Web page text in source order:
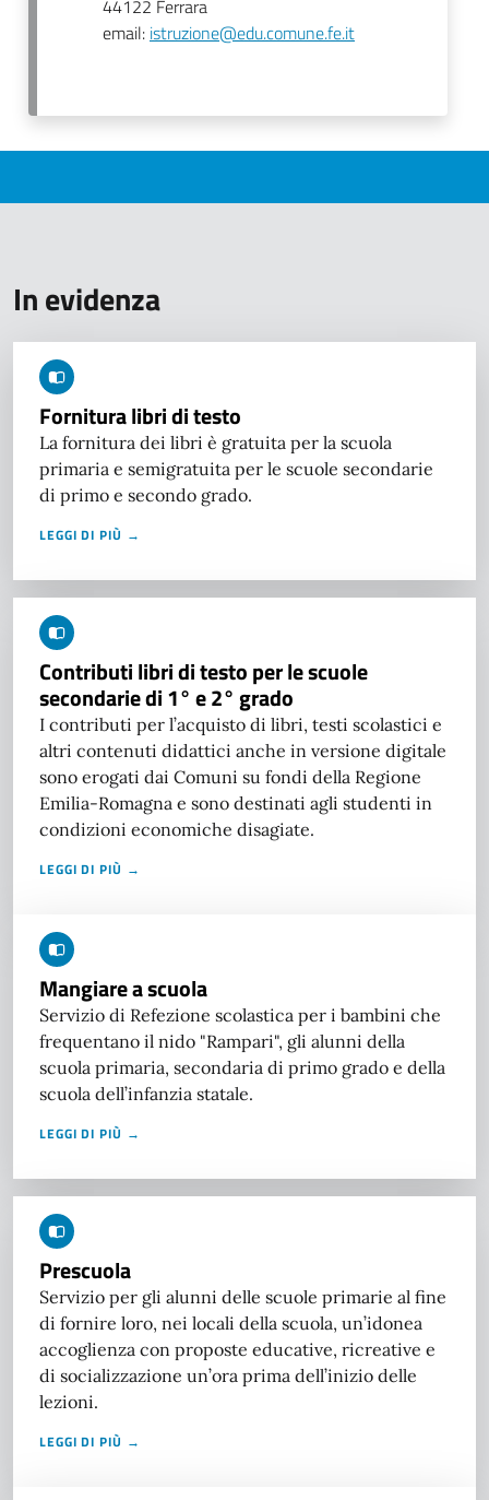
44122 Ferrara
email: istruzione@edu.comune.fe.it
In evidenza
Fornitura libri di testo
La fornitura dei libri è gratuita per la scuola
primaria e semigratuita per le scuole secondarie
di primo e secondo grado.
LEGGI DI PIÙ →
Contributi libri di testo per le scuole
secondarie di 1° e 2° grado
I contributi per l’acquisto di libri, testi scolastici e
altri contenuti didattici anche in versione digitale
sono erogati dai Comuni su fondi della Regione
Emilia-Romagna e sono destinati agli studenti in
condizioni economiche disagiate.
LEGGI DI PIÙ →
Mangiare a scuola
Servizio di Refezione scolastica per i bambini che
frequentano il nido "Rampari", gli alunni della
scuola primaria, secondaria di primo grado e della
scuola dell’infanzia statale.
LEGGI DI PIÙ →
Prescuola
Servizio per gli alunni delle scuole primarie al fine
di fornire loro, nei locali della scuola, un’idonea
accoglienza con proposte educative, ricreative e
di socializzazione un’ora prima dell’inizio delle
lezioni.
LEGGI DI PIÙ →